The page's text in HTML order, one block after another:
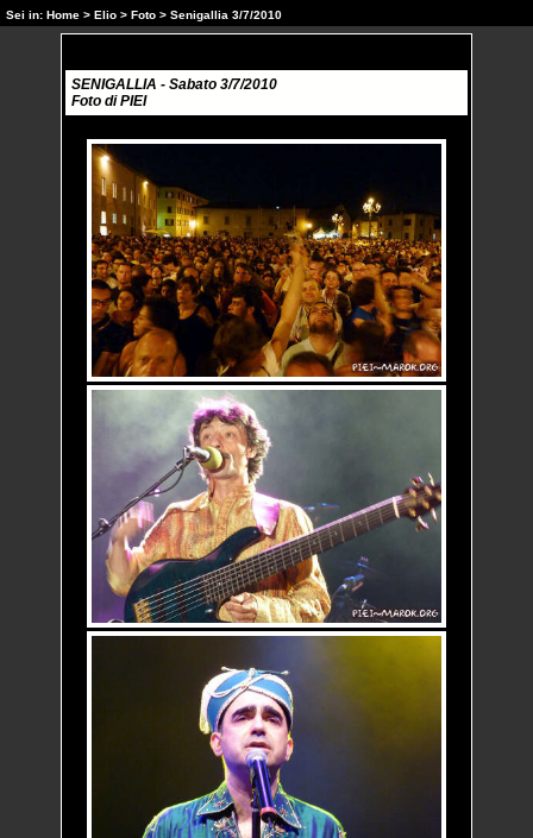
Sei in: Home > Elio > Foto > Senigallia 3/7/2010
SENIGALLIA - Sabato 3/7/2010
Foto di PIEI